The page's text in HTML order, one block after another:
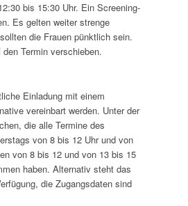
bis 15:30 Uhr. Ein Screening-
Es gelten weiter strenge
die Frauen pünktlich sein.
Termin verschieben.
Einladung mit einem
vereinbart werden. Unter der
die alle Termine des
von 8 bis 12 Uhr und von
von 8 bis 12 und von 13 bis 15
haben. Alternativ steht das
die Zugangsdaten sind